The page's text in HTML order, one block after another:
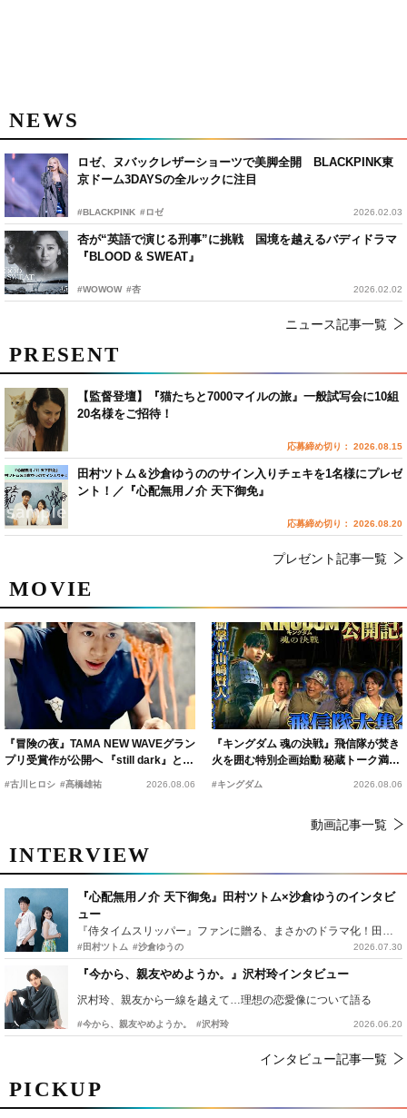
NEWS
ロゼ、ヌバックレザーショーツで美脚全開 BLACKPINK東
京ドーム3DAYSの全ルックに注目
#BLACKPINK #ロゼ 2026.02.03
杏が“英語で演じる刑事”に挑戦 国境を越えるバディドラマ
『BLOOD & SWEAT』
#WOWOW #杏 2026.02.02
ニュース記事一覧
PICKUP
MOVIE
『冒険の夜』TAMA NEW WAVEグラン
プリ受賞作が公開へ 『still dark』と同
時上映決定
#古川ヒロシ #髙橋雄祐 2026.08.06
『キングダム 魂の決戦』飛信隊が焚き
火を囲む特別企画始動 秘蔵トーク満載
の“キングダムキャンプ”開催
#キングダム 2026.08.06
動画記事一覧
INTERVIEW
『心配無用ノ介 天下御免』田村ツトム×沙倉ゆうのインタビ
ュー
『侍タイムスリッパー』ファンに贈る、まさかのドラマ化！田村ツトム×沙倉ゆうのが語る『心配無用ノ介』撮影秘話
#田村ツトム #沙倉ゆうの 2026.07.30
『今から、親友やめようか。』沢村玲インタビュー
沢村玲、親友から一線を越えて…理想の恋愛像について語る
#今から、親友やめようか。 #沢村玲 2026.06.20
インタビュー記事一覧
PRESENT
【監督登壇】『猫たちと7000マイルの旅』一般試写会に10組
20名様をご招待！
応募締め切り： 2026.08.15
田村ツトム＆沙倉ゆうののサイン入りチェキを1名様にプレゼ
ント！／『心配無用ノ介 天下御免』
応募締め切り： 2026.08.20
プレゼント記事一覧